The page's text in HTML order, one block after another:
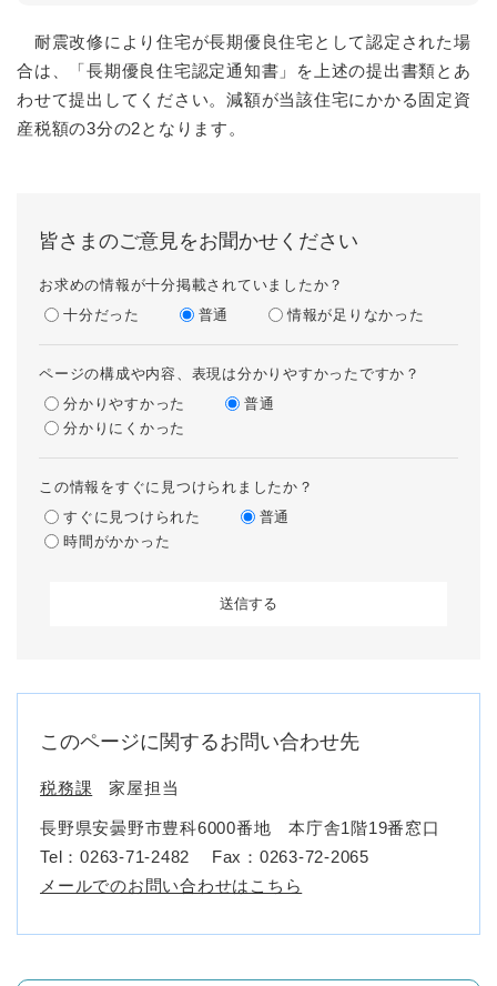
耐震改修により住宅が長期優良住宅として認定された場
合は、「長期優良住宅認定通知書」を上述の提出書類とあ
わせて提出してください。減額が当該住宅にかかる固定資
産税額の3分の2となります。
皆さまのご意見をお聞かせください
お求めの情報が十分掲載されていましたか？
十分だった
普通 情報が足りなかった
ページの構成や内容、表現は分かりやすかったですか？
分かりやすかった
普通
分かりにくかった
この情報をすぐに見つけられましたか？
すぐに見つけられた
普通
時間がかかった
このページに関するお問い合わせ先
税務課 家屋担当
長野県安曇野市豊科6000番地 本庁舎1階19番窓口
Tel：0263-71-2482
Fax：0263-72-2065
メールでのお問い合わせはこちら